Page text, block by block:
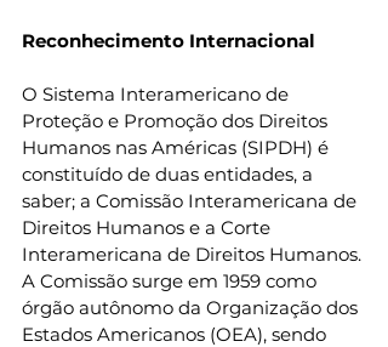
Reconhecimento Internacional
O Sistema Interamericano de
Proteção e Promoção dos Direitos
Humanos nas Américas (SIPDH) é
constituído de duas entidades, a
saber; a Comissão Interamericana de
Direitos Humanos e a Corte
Interamericana de Direitos Humanos.
A Comissão surge em 1959 como
órgão autônomo da Organização dos
Estados Americanos (OEA), sendo